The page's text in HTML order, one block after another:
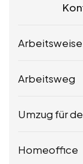
Arbeitsweise
Arbeitsweg
Umzug für
Homeoffice